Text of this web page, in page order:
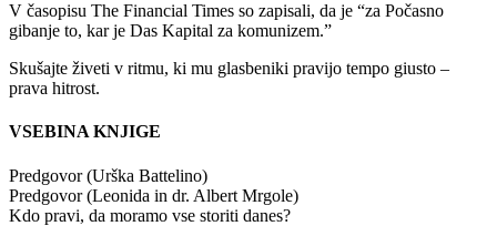
V časopisu The Financial Times so zapisali, da je “za Počasno
gibanje to, kar je Das Kapital za komunizem.”
Skušajte živeti v ritmu, ki mu glasbeniki pravijo tempo giusto –
prava hitrost.
VSEBINA KNJIGE
Predgovor (Urška Battelino)
Predgovor (Leonida in dr. Albert Mrgole)
Kdo pravi, da moramo vse storiti danes?